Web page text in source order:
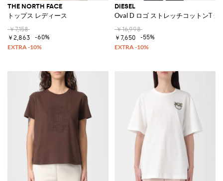
THE NORTH FACE
トップス レディース
￥7,158
￥2,863
-60%
DIESEL
Oval D ロゴ ストレッチコットンTシ
￥16,998
￥7,650
-55%